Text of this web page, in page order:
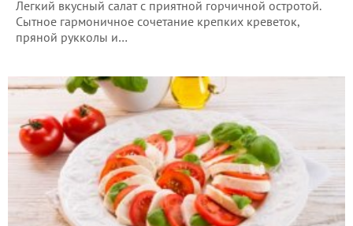
Легкий вкусный салат с приятной горчичной остротой.
Сытное гармоничное сочетание крепких креветок,
пряной рукколы и…